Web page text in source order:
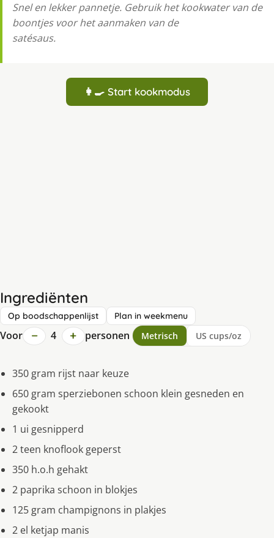
Snel en lekker pannetje. Gebruik het kookwater van de
boontjes voor het aanmaken van de
satésaus.
👩‍🍳 Start kookmodus
Ingrediënten
Op boodschappenlijst Plan in weekmenu
Voor − 4 + personen Metrisch US cups/oz
350 gram rijst naar keuze
650 gram sperziebonen schoon klein gesneden en
gekookt
1 ui gesnipperd
2 teen knoflook geperst
350 h.o.h gehakt
2 paprika schoon in blokjes
125 gram champignons in plakjes
2 el ketjap manis